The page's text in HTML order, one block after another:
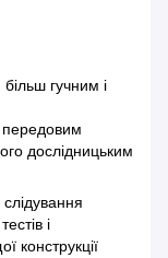
більш гучним і
передовим
дослідницьким
і
конструкції